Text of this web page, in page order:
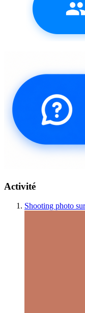
Activité
Shooting photo